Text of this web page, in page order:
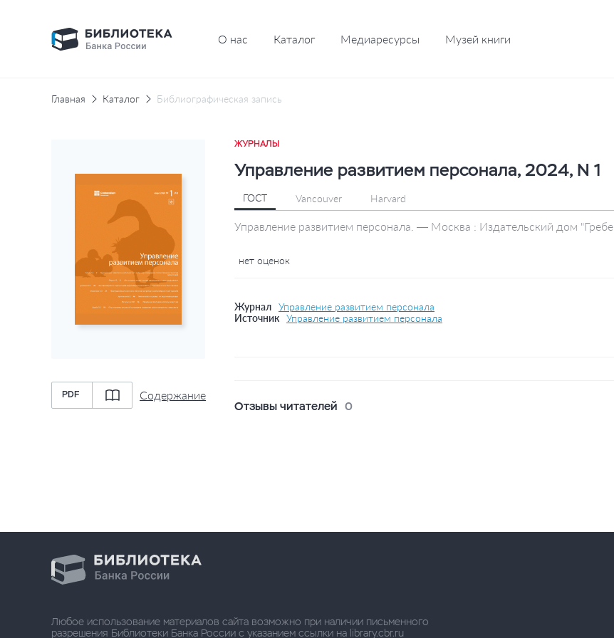
О нас Каталог Медиаресурсы Музей книги
Главная Каталог Библиографическая запись
PDF Содержание
ЖУРНАЛЫ
Управление развитием персонала, 2024, N 1
ГОСТ Vancouver Harvard
Управление развитием персонала. — Москва : Издательский дом
нет оценок
Журнал Управление развитием персонала
Источник Управление развитием персонала
Отзывы читателей 0
Любое использование материалов сайта возможно при наличии письменного
разрешения Библиотеки Банка России с указанием ссылки на library.cbr.ru